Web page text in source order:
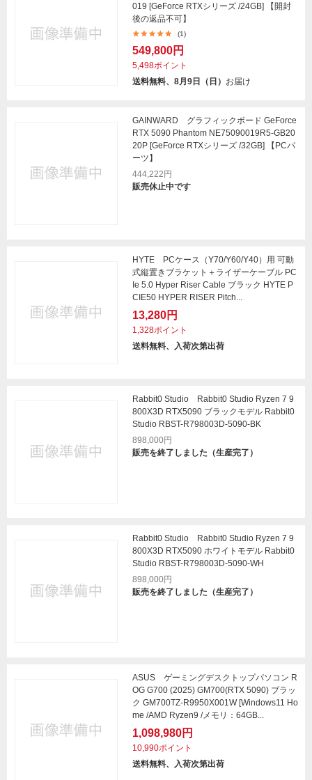
019 [GeForce RTXシリーズ /24GB] 【開封
後の返品不可】
(1)
549,800円
5,498ポイント
送料無料、8月9日（日） お届け
GAINWARD グラフィックボード GeForce
RTX 5090 Phantom NE75090019R5-GB20
20P [GeForce RTXシリーズ /32GB] 【PCパ
ーツ】
444,222円
販売休止中です
HYTE PCケース（Y70/Y60/Y40）用 可動
式縦置きブラケット＋ライザーケーブル PC
Ie 5.0 Hyper Riser Cable ブラック HYTE P
CIE50 HYPER RISER Pitch...
13,280円
1,328ポイント
送料無料、入荷次第出荷
Rabbit0 Studio Rabbit0 Studio Ryzen 7 9
800X3D RTX5090 ブラックモデル Rabbit0
Studio RBST-R798003D-5090-BK
898,000円
販売を終了しました（生産完了）
Rabbit0 Studio Rabbit0 Studio Ryzen 7 9
800X3D RTX5090 ホワイトモデル Rabbit0
Studio RBST-R798003D-5090-WH
898,000円
販売を終了しました（生産完了）
ASUS ゲーミングデスクトップパソコン R
OG G700 (2025) GM700(RTX 5090) ブラッ
ク GM700TZ-R9950X001W [Windows11 Ho
me /AMD Ryzen9 /メモリ：64GB...
1,098,980円
10,990ポイント
送料無料、入荷次第出荷